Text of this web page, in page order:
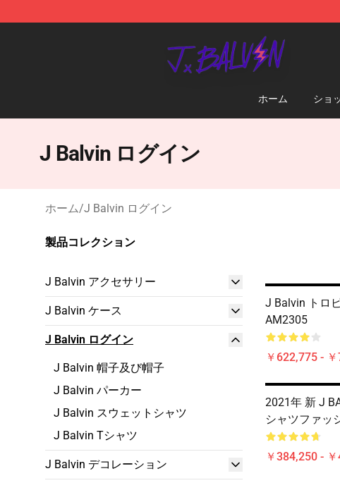
J Balvin Store - Official J Balvin Merchandise Shop
ホーム ショ
J Balvin ログイン
ホーム/J Balvin ログイン
製品コレクション
J Balvin アクセサリー
J Balvin ケース
J Balvin ログイン
J Balvin 帽子及び帽子
J Balvin パーカー
J Balvin スウェットシャツ
J Balvin Tシャツ
J Balvin デコレーション
J Balvin トロ
AM2305
￥622,775 -
2021年 新 J
シャツファッ
￥384,250 -